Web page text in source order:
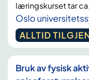
d
e
læringskurset tar
Oslo
ALLTID
Bruk av fysisk